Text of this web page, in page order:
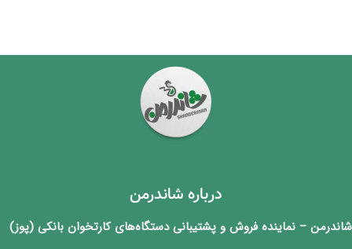
درباره شاندرمن
شاندرمن – نماینده فروش و پشتیبانی دستگاه‌های کارتخوان بانکی (پوز)